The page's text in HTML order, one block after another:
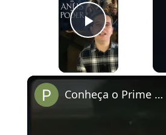
Play Video
Conheça o Prime Video